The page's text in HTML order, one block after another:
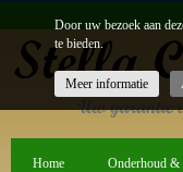
Home Onderhoud &
Door uw bezoek aan
te bieden.
Meer informatie